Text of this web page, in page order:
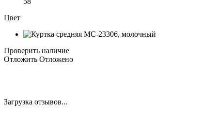
Цвет
Проверить наличие
Отложить Отложено
Загрузка отзывов...